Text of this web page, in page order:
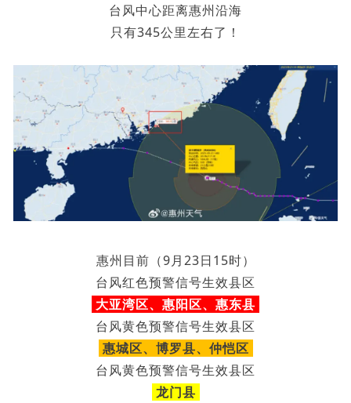
台风中心距离惠州沿海
只有345公里左右了！
惠州目前（9月23日15时）
台风红色预警信号生效县区
大亚湾区、惠阳区、 惠东县
台风黄色预警信号生效县区
惠城区、 博罗县、 仲恺区
台风黄色预警信号生效县区
龙门县